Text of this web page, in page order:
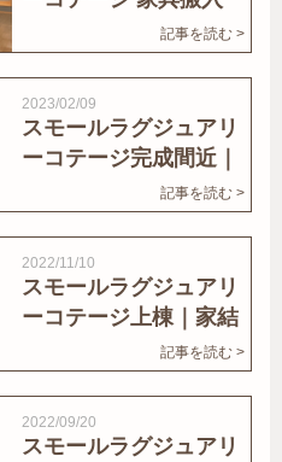
記事を読む >
2023/02/09
スモールラグジュアリ
ーコテージ完成間近｜
記事を読む >
2022/11/10
スモールラグジュアリ
ーコテージ上棟｜家結
記事を読む >
2022/09/20
スモールラグジュアリ